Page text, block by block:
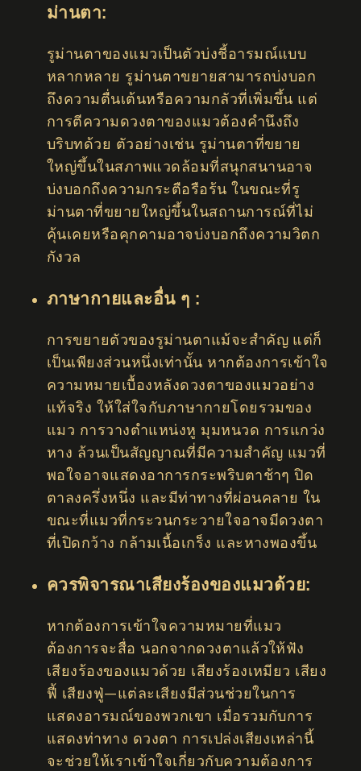
ม่านตา:
รูม่านตาของแมวเป็นตัวบ่งชี้อารมณ์แบบ
หลากหลาย รูม่านตาขยายสามารถบ่งบอก
ถึงความตื่นเต้นหรือความกลัวที่เพิ่มขึ้น แต่
การตีความดวงตาของแมวต้องคำนึงถึง
บริบทด้วย ตัวอย่างเช่น รูม่านตาที่ขยาย
ใหญ่ขึ้นในสภาพแวดล้อมที่สนุกสนานอาจ
บ่งบอกถึงความกระตือรือร้น ในขณะที่รู
ม่านตาที่ขยายใหญ่ขึ้นในสถานการณ์ที่ไม่
คุ้นเคยหรือคุกคามอาจบ่งบอกถึงความวิตก
กังวล
ภาษากายและอื่น ๆ :
การขยายตัวของรูม่านตาแม้จะสำคัญ แต่ก็
เป็นเพียงส่วนหนึ่งเท่านั้น หากต้องการเข้าใจ
ความหมายเบื้องหลังดวงตาของแมวอย่าง
แท้จริง ให้ใส่ใจกับภาษากายโดยรวมของ
แมว การวางตำแหน่งหู มุมหนวด การแกว่ง
หาง ล้วนเป็นสัญญาณที่มีความสำคัญ แมวที่
พอใจอาจแสดงอาการกระพริบตาช้าๆ ปิด
ตาลงครึ่งหนึ่ง และมีท่าทางที่ผ่อนคลาย ใน
ขณะที่แมวที่กระวนกระวายใจอาจมีดวงตา
ที่เปิดกว้าง กล้ามเนื้อเกร็ง และหางพองขึ้น
ควรพิจารณาเสียงร้องของแมวด้วย:
หากต้องการเข้าใจความหมายที่แมว
ต้องการจะสื่อ นอกจากดวงตาแล้วให้ฟัง
เสียงร้องของแมวด้วย เสียงร้องเหมียว เสียง
ฟี้ เสียงฟู่—แต่ละเสียงมีส่วนช่วยในการ
แสดงอารมณ์ของพวกเขา เมื่อรวมกับการ
แสดงท่าทาง ดวงตา การเปล่งเสียงเหล่านี้
จะช่วยให้เราเข้าใจเกี่ยวกับความต้องการ